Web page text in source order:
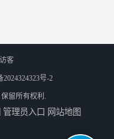
客
2024324323号-2
保留所有权利.
管理员入口 网站地图